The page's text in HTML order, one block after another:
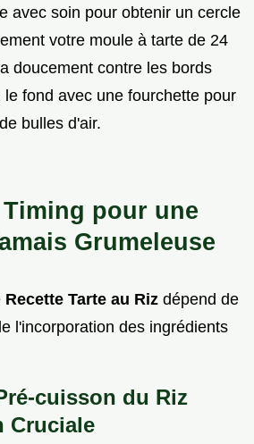
avec soin pour obtenir un cercle
votre moule à tarte de 24
doucement contre les bords
fond avec une fourchette pour
bulles d'air.
pour une
Grumeleuse
Recette Tarte au Riz dépend de
l'incorporation des ingrédients
cuisson du Riz
Cruciale